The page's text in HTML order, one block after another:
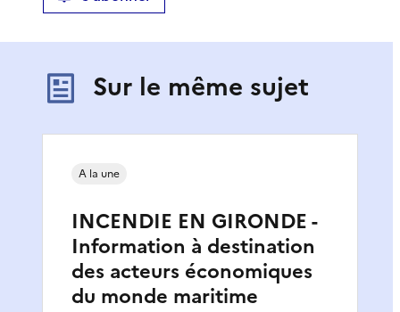
Sur le même sujet
INCENDIE EN GIRONDE -
Information à destination
des acteurs économiques
du monde maritime
A la une